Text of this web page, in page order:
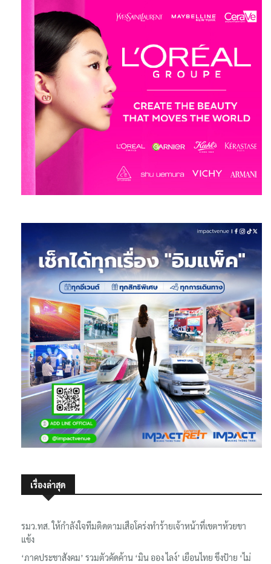
เรื่องล่าสุด
รมว.ทส. ให้กำลังใจทีมติดตามเสือโคร่งทำร้ายเจ้าหน้าที่เขตฯห้วยขา
แข้ง
‘ภาคประชาสังคม’ รวมตัวคัดค้าน ‘มิน ออง ไลง์’ เยือนไทย ขึงป้าย ‘ไม่